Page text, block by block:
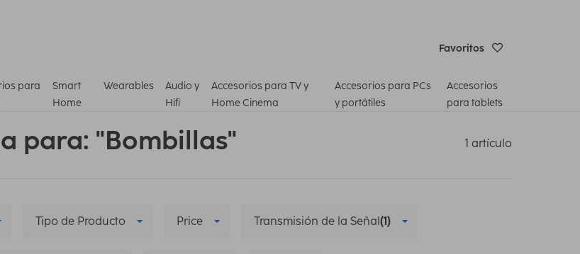
Favoritos
para
Smart
Home
Wearables
Audio y
Hifi
Accesorios para TV y
Home Cinema
Accesorios para PCs
y portátiles
Accesorios
para tablets
para: "Bombillas" 1 artículo
Tipo de Producto Price Transmisión de la Señal(1)